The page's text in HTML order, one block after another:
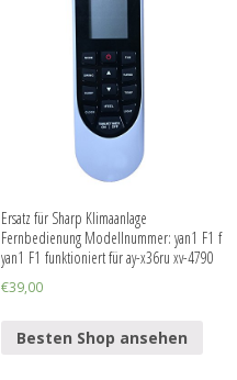
Ersatz für Sharp Klimaanlage
Fernbedienung Modellnummer: yan1 F1 f
yan1 F1 funktioniert für ay-x36ru xv-4790
€39,00
Besten Shop ansehen